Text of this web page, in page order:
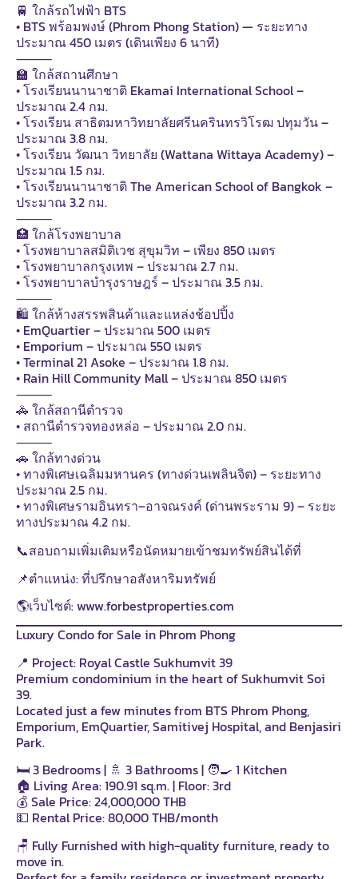
🚆 ใกล้รถไฟฟ้า BTS
• BTS พร้อมพงษ์ (Phrom Phong Station) — ระยะทาง
ประมาณ 450 เมตร (เดินเพียง 6 นาที)
⸻
🏫 ใกล้สถานศึกษา
• โรงเรียนนานาชาติ Ekamai International School –
ประมาณ 2.4 กม.
• โรงเรียน สาธิตมหาวิทยาลัยศรีนครินทรวิโรฒ ปทุมวัน –
ประมาณ 3.8 กม.
• โรงเรียน วัฒนา วิทยาลัย (Wattana Wittaya Academy) –
ประมาณ 1.5 กม.
• โรงเรียนนานาชาติ The American School of Bangkok –
ประมาณ 3.2 กม.
⸻
🏥 ใกล้โรงพยาบาล
• โรงพยาบาลสมิติเวช สุขุมวิท – เพียง 850 เมตร
• โรงพยาบาลกรุงเทพ – ประมาณ 2.7 กม.
• โรงพยาบาลบำรุงราษฎร์ – ประมาณ 3.5 กม.
⸻
🛍️ ใกล้ห้างสรรพสินค้าและแหล่งช้อปปิ้ง
• EmQuartier – ประมาณ 500 เมตร
• Emporium – ประมาณ 550 เมตร
• Terminal 21 Asoke – ประมาณ 1.8 กม.
• Rain Hill Community Mall – ประมาณ 850 เมตร
⸻
🚓 ใกล้สถานีตำรวจ
• สถานีตำรวจทองหล่อ – ประมาณ 2.0 กม.
⸻
🚗 ใกล้ทางด่วน
• ทางพิเศษเฉลิมมหานคร (ทางด่วนเพลินจิต) – ระยะทาง
ประมาณ 2.5 กม.
• ทางพิเศษรามอินทรา–อาจณรงค์ (ด่านพระราม 9) – ระยะ
ทางประมาณ 4.2 กม.
📞สอบถามเพิ่มเติมหรือนัดหมายเข้าชมทรัพย์สินได้ที่
📌ตำแหน่ง: ที่ปรึกษาอสังหาริมทรัพย์
🌎เว็บไซต์: www.forbestproperties.com
Luxury Condo for Sale in Phrom Phong
📍 Project: Royal Castle Sukhumvit 39
Premium condominium in the heart of Sukhumvit Soi
39.
Located just a few minutes from BTS Phrom Phong,
Emporium, EmQuartier, Samitivej Hospital, and Benjasiri
Park.
🛏 3 Bedrooms | 🚿 3 Bathrooms | 🧑‍🍳 1 Kitchen
🏠 Living Area: 190.91 sq.m. | Floor: 3rd
💰 Sale Price: 24,000,000 THB
💵 Rental Price: 80,000 THB/month
🪑 Fully Furnished with high-quality furniture, ready to
move in.